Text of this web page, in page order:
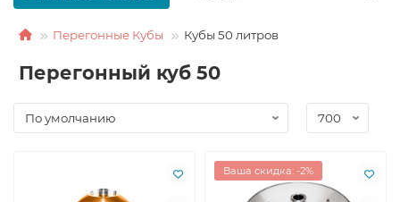
Перегонные Кубы Кубы 50 литров
Перегонный куб 50
Ваша скидка: -2%